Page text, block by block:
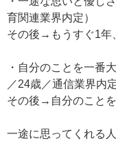
育関連業界内定）
その後→もうすぐ1年
・自分のことを一番
／24歳／通信業界内定
その後→自分のこと
一途に思ってくれる